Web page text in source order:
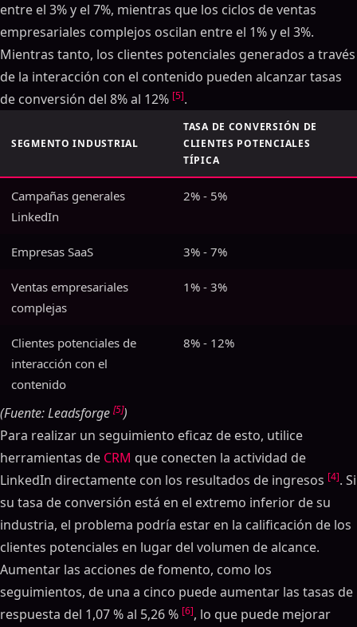
entre el 3% y el 7%, mientras que los ciclos de ventas
empresariales complejos oscilan entre el 1% y el 3%.
Mientras tanto, los clientes potenciales generados a través
de la interacción con el contenido pueden alcanzar tasas
de conversión del 8% al 12% [5].
SEGMENTO INDUSTRIAL
TASA DE CONVERSIÓN DE
CLIENTES POTENCIALES
TÍPICA
Campañas generales
LinkedIn
2% - 5%
Empresas SaaS 3% - 7%
Ventas empresariales
complejas
1% - 3%
Clientes potenciales de
interacción con el
contenido
8% - 12%
(Fuente: Leadsforge [5])
Para realizar un seguimiento eficaz de esto, utilice
herramientas de CRM que conecten la actividad de
LinkedIn directamente con los resultados de ingresos [4]. Si
su tasa de conversión está en el extremo inferior de su
industria, el problema podría estar en la calificación de los
clientes potenciales en lugar del volumen de alcance.
Aumentar las acciones de fomento, como los
seguimientos, de una a cinco puede aumentar las tasas de
respuesta del 1,07 % al 5,26 % [6], lo que puede mejorar